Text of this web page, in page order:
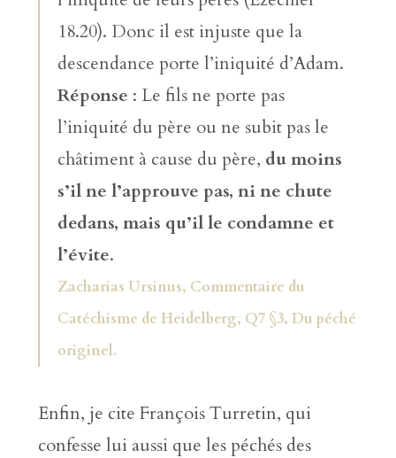
18.20). Donc il est injuste que la
descendance porte l’iniquité d’Adam.
Réponse : Le fils ne porte pas
l’iniquité du père ou ne subit pas le
châtiment à cause du père, du moins
s’il ne l’approuve pas, ni ne chute
dedans, mais qu’il le condamne et
l’évite.
Zacharias Ursinus, Commentaire du
Catéchisme de Heidelberg, Q7 §3, Du péché
originel.
Enfin, je cite François Turretin, qui
confesse lui aussi que les péchés des